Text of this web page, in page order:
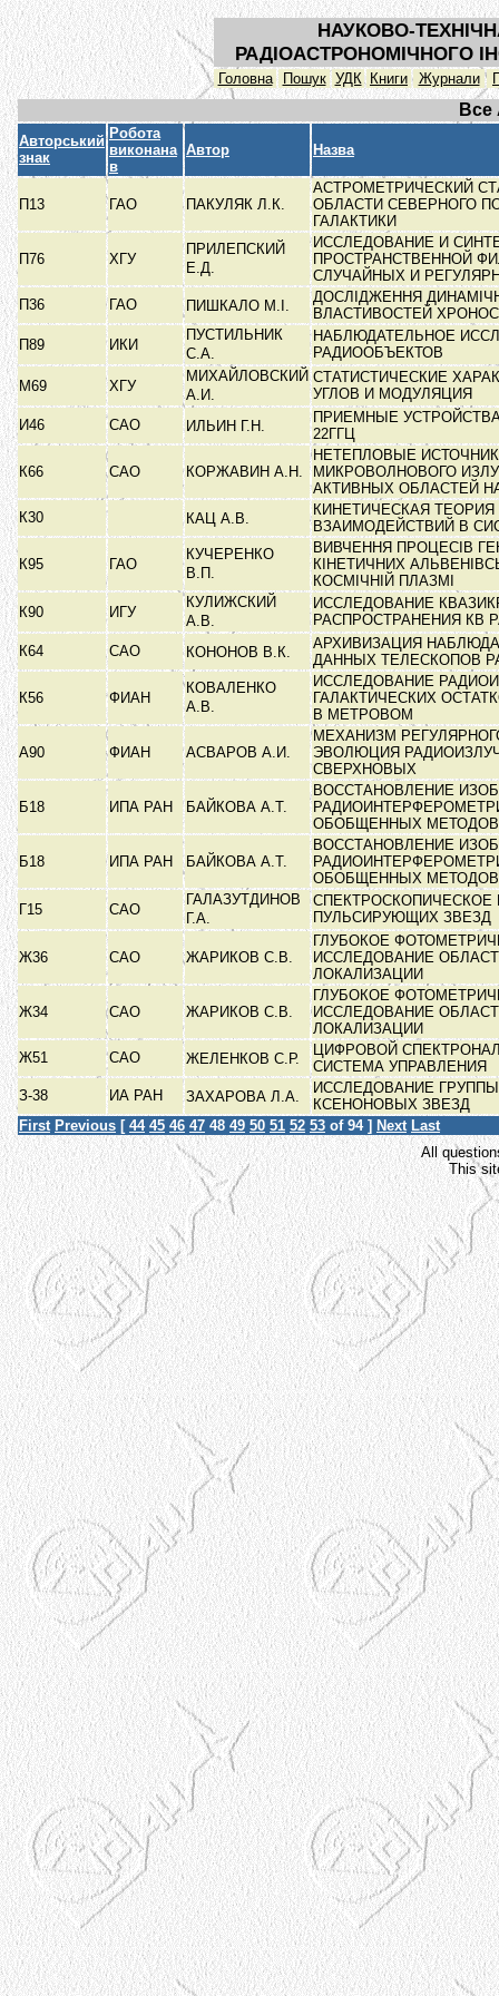
НАУКОВО-
РАДІОАСТРОНОМІЧНОГО
Головна Пошук УДК Книги Журнали
Все
Авторський
знак
Робота
виконана
в
Автор Назва
П13 ГАО ПАКУЛЯК Л.К.
АСТРОМЕТРИЧЕСКИЙ
ОБЛАСТИ СЕВЕРНОГО
ГАЛАКТИКИ
П76 ХГУ
ПРИЛЕПСКИЙ
Е.Д.
ИССЛЕДОВАНИЕ И
ПРОСТРАНСТВЕННОЙ
СЛУЧАЙНЫХ И
П36
ГАО ПИШКАЛО М.І.
ДОСЛІДЖЕННЯ
ВЛАСТИВОСТЕЙ
П89
ИКИ
ПУСТИЛЬНИК
С.А.
НАБЛЮДАТЕЛЬНОЕ
РАДИООБЪЕКТОВ
М69
ХГУ
МИХАЙЛОВСКИЙ
А.И.
СТАТИСТИЧЕСКИЕ
УГЛОВ И МОДУЛЯЦИЯ
И46
САО ИЛЬИН Г.Н.
ПРИЕМНЫЕ
22ГГЦ
К66 САО КОРЖАВИН А.Н.
НЕТЕПЛОВЫЕ
МИКРОВОЛНОВОГО
АКТИВНЫХ ОБЛАСТЕЙ
К30
КАЦ А.В.
КИНЕТИЧЕСКАЯ
ВЗАИМОДЕЙСТВИЙ В
К95 ГАО
КУЧЕРЕНКО
В.П.
ВИВЧЕННЯ ПРОЦЕСІВ
КІНЕТИЧНИХ
КОСМІЧНІЙ ПЛАЗМІ
К90
ИГУ
КУЛИЖСКИЙ
А.В.
ИССЛЕДОВАНИЕ
РАСПРОСТРАНЕНИЯ КВ
К64
САО КОНОНОВ В.К.
АРХИВИЗАЦИЯ
ДАННЫХ ТЕЛЕСКОПОВ
К56 ФИАН
КОВАЛЕНКО
А.В.
ИССЛЕДОВАНИЕ
ГАЛАКТИЧЕСКИХ
В МЕТРОВОМ
А90 ФИАН АСВАРОВ А.И.
МЕХАНИЗМ
ЭВОЛЮЦИЯ
СВЕРХНОВЫХ
Б18 ИПА РАН БАЙКОВА А.Т.
ВОССТАНОВЛЕНИЕ
ОБОБЩЕННЫХ
Б18 ИПА РАН БАЙКОВА А.Т.
ВОССТАНОВЛЕНИЕ
ОБОБЩЕННЫХ
Г15
САО
ГАЛАЗУТДИНОВ
Г.А.
СПЕКТРОСКОПИЧЕСКОЕ
ПУЛЬСИРУЮЩИХ ЗВЕЗД
Ж36 САО ЖАРИКОВ С.В.
ГЛУБОКОЕ
ИССЛЕДОВАНИЕ
ЛОКАЛИЗАЦИИ
Ж34 САО ЖАРИКОВ С.В.
ГЛУБОКОЕ
ИССЛЕДОВАНИЕ
ЛОКАЛИЗАЦИИ
Ж51
САО ЖЕЛЕНКОВ С.Р.
ЦИФРОВОЙ
СИСТЕМА УПРАВЛЕНИЯ
З-38
ИА РАН ЗАХАРОВА Л.А.
ИССЛЕДОВАНИЕ ГРУППЫ
КСЕНОНОВЫХ ЗВЕЗД
First Previous [ 44 45 46 47 48 49 50 51 52 53 of 94 ] Next Last
All
This